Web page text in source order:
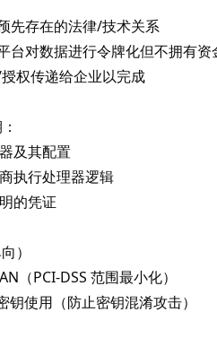
先存在的法律/技术关系
台对数据进行令牌化但不拥有资
权传递给企业以完成
及其配置
执行处理器逻辑
的凭证
）
（PCI-DSS 范围最小化）
使用（防止密钥混淆攻击）